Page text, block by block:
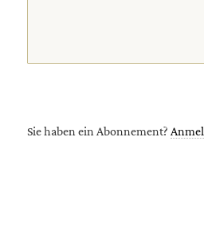
Sie haben ein Abonnement?